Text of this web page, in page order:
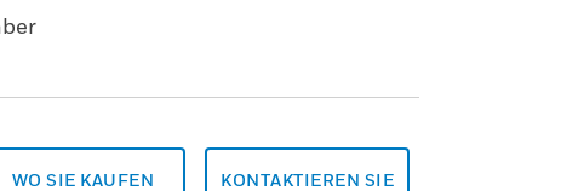
WO SIE KAUFEN
KONTAKTIEREN SIE